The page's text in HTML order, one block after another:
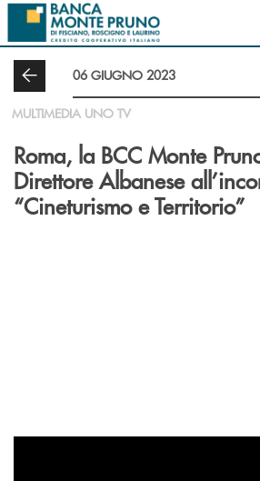
Salta al contenuto principale
06 GIUGNO 2023
MULTIMEDIA UNO TV
Roma, la BCC Monte
Direttore Albanese
“Cineturismo e Territorio”